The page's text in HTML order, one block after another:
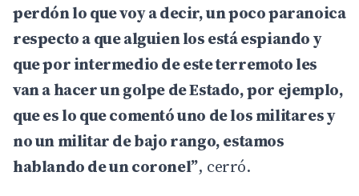
perdón lo que voy a decir, un poco paranoica
respecto a que alguien los está espiando y
que por intermedio de este terremoto les
van a hacer un golpe de Estado, por ejemplo,
que es lo que comentó uno de los militares y
no un militar de bajo rango, estamos
hablando de un coronel”, cerró.